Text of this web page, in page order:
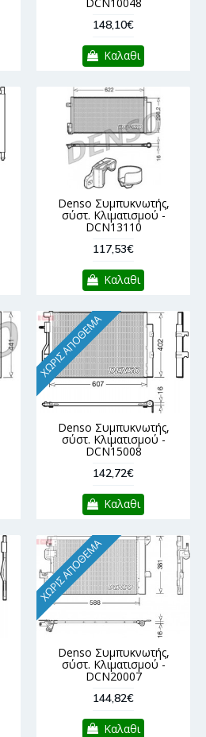
148,10€
Καλαθι
Denso Συμπυκνωτής,
σύστ. Κλιματισμού -
DCN13110
117,53€
Καλαθι
ΧΩΡΊΣ ΑΠΌΘΕΜΑ
Denso Συμπυκνωτής,
σύστ. Κλιματισμού -
DCN15008
142,72€
Καλαθι
ΧΩΡΊΣ ΑΠΌΘΕΜΑ
Denso Συμπυκνωτής,
σύστ. Κλιματισμού -
DCN20007
144,82€
Καλαθι